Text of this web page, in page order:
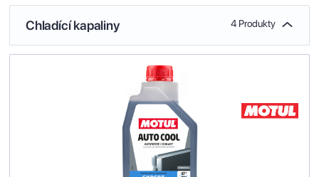
Chladící kapaliny 4 Produkty